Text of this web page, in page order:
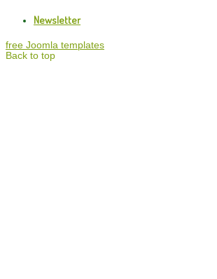
Newsletter
free Joomla templates
Back to top